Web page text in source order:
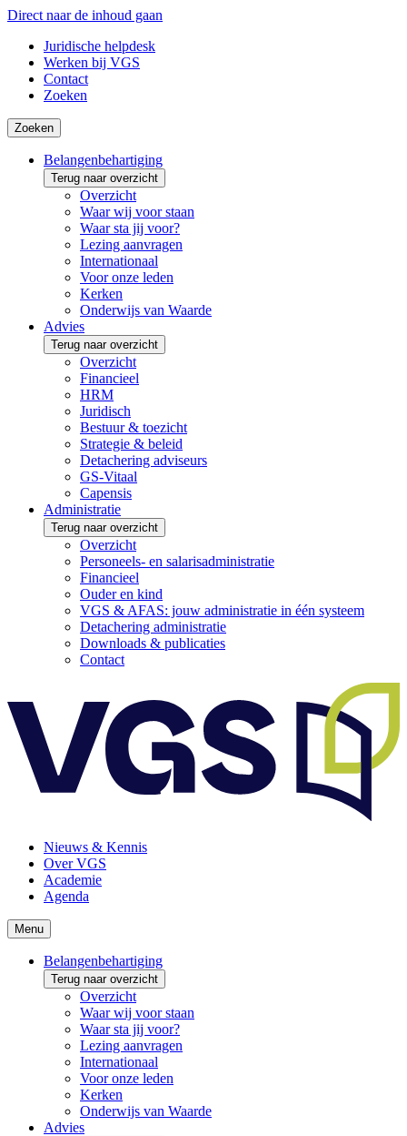
Direct naar de inhoud gaan
Juridische helpdesk
Werken bij VGS
Contact
Zoeken
Zoeken
Belangenbehartiging
Terug naar overzicht
Overzicht
Waar wij voor staan
Waar sta jij voor?
Lezing aanvragen
Internationaal
Voor onze leden
Kerken
Onderwijs van Waarde
Advies
Terug naar overzicht
Overzicht
Financieel
HRM
Juridisch
Bestuur & toezicht
Strategie & beleid
Detachering adviseurs
GS-Vitaal
Capensis
Administratie
Terug naar overzicht
Overzicht
Personeels- en salarisadministratie
Financieel
Ouder en kind
VGS & AFAS: jouw administratie in één systeem
Detachering administratie
Downloads & publicaties
Contact
Nieuws & Kennis
Over VGS
Academie
Agenda
Menu
Belangenbehartiging
Terug naar overzicht
Overzicht
Waar wij voor staan
Waar sta jij voor?
Lezing aanvragen
Internationaal
Voor onze leden
Kerken
Onderwijs van Waarde
Advies